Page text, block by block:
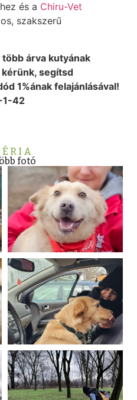
és a Chiru-Vet
szakszerű
árva kutyának
kérünk, segítsd
1%ának felajánlásával!
1-42
fotó